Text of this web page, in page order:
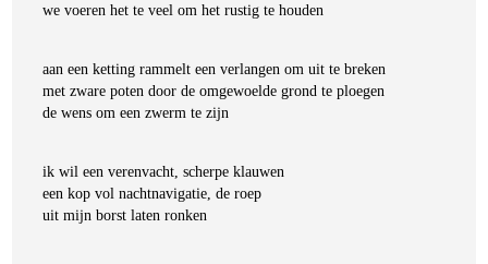
Hanneke van Eijken
Hazenklop
we voeren het te veel om het rustig te houden
aan een ketting rammelt een verlangen om uit te breken
met zware poten door de omgewoelde grond te ploegen
de wens om een zwerm te zijn
ik wil een verenvacht, scherpe klauwen
een kop vol nachtnavigatie, de roep
uit mijn borst laten ronken